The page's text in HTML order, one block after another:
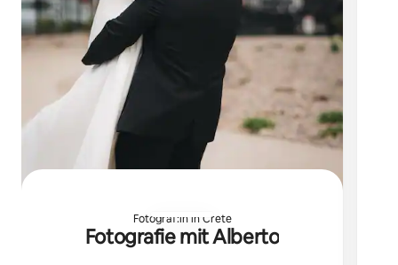
Fotograf:in in Crete
Fotografie mit Alberto